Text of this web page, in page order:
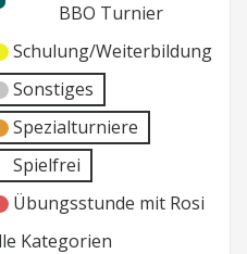
BBO Turnier
Schulung/Weiterbildung
Sonstiges
Spezialturniere
Spielfrei
Übungsstunde mit Rosi
Kategorien